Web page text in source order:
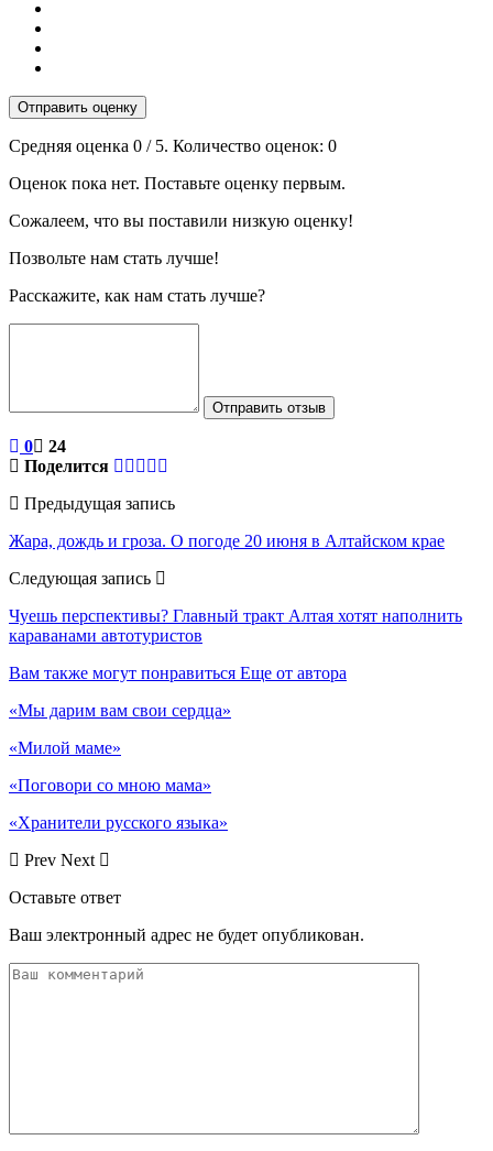
Отправить оценку
Средняя оценка 0 / 5. Количество оценок: 0
Оценок пока нет. Поставьте оценку первым.
Сожалеем, что вы поставили низкую оценку!
Позвольте нам стать лучше!
Расскажите, как нам стать лучше?
Отправить отзыв
0
24
Поделится
Предыдущая запись
Жара, дождь и гроза. О погоде 20 июня в Алтайском крае
Следующая запись
Чуешь перспективы? Главный тракт Алтая хотят наполнить
караванами автотуристов
Вам также могут понравиться Еще от автора
«Мы дарим вам свои сердца»
«Милой маме»
«Поговори со мною мама»
«Хранители русского языка»
Prev Next
Оставьте ответ
Ваш электронный адрес не будет опубликован.